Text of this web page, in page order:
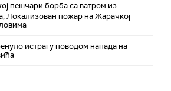
пешчари борба са ватром из
Локализован пожар на Жарачкој
истрагу поводом напада на